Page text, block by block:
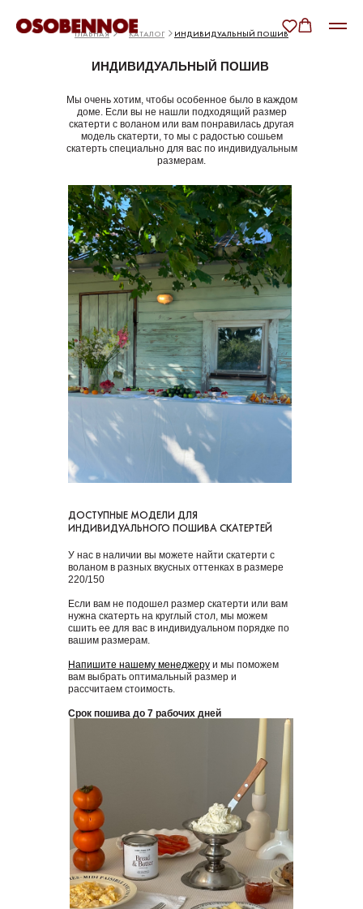
ГЛАВНАЯ КАТАЛОГ ИНДИВИДУАЛЬНЫЙ ПОШИВ
ИНДИВИДУАЛЬНЫЙ ПОШИВ
Мы очень хотим, чтобы особенное было в каждом
доме. Если вы не нашли подходящий размер
скатерти с воланом или вам понравилась другая
модель скатерти, то мы с радостью сошьем
скатерть специально для вас по индивидуальным
размерам.
ДОСТУПНЫЕ МОДЕЛИ ДЛЯ
ИНДИВИДУАЛЬНОГО ПОШИВА СКАТЕРТЕЙ
У нас в наличии вы можете найти скатерти с
воланом в разных вкусных оттенках в размере
220/150
Если вам не подошел размер скатерти или вам
нужна скатерть на круглый стол, мы можем
сшить ее для вас в индивидуальном порядке по
вашим размерам.
Напишите нашему менеджеру и мы поможем
вам выбрать оптимальный размер и
рассчитаем стоимость.
Срок пошива до 7 рабочих дней